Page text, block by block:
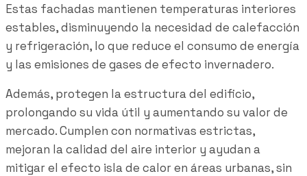
Estas fachadas mantienen temperaturas interiores
estables, disminuyendo la necesidad de calefacción
y refrigeración, lo que reduce el consumo de energía
y las emisiones de gases de efecto invernadero.
Además, protegen la estructura del edificio,
prolongando su vida útil y aumentando su valor de
mercado. Cumplen con normativas estrictas,
mejoran la calidad del aire interior y ayudan a
mitigar el efecto isla de calor en áreas urbanas, sin